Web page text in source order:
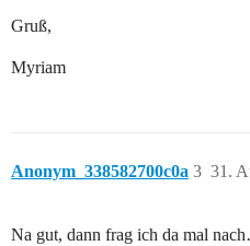
Gruß,
Myriam
Anonym_338582700c0a 31.
3
Na gut, dann frag ich da mal